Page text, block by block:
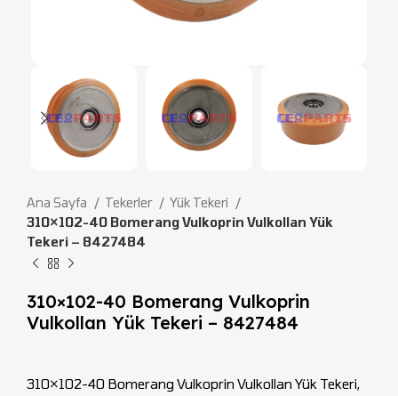
Ana Sayfa Tekerler
Yük Tekeri
310×102-40 Bomerang Vulkoprin Vulkollan Yük
Tekeri – 8427484
310×102-40 Bomerang Vulkoprin
Vulkollan Yük Tekeri – 8427484
310×102-40 Bomerang Vulkoprin Vulkollan Yük Tekeri,